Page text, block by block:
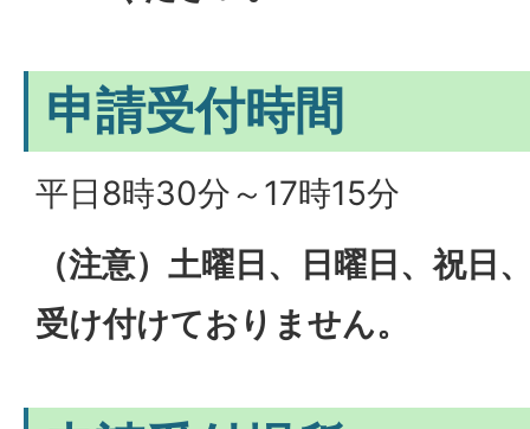
申請受付時間
平日8時30分～17時15分
（注意）土曜日、日曜日、祝日
受け付けておりません。